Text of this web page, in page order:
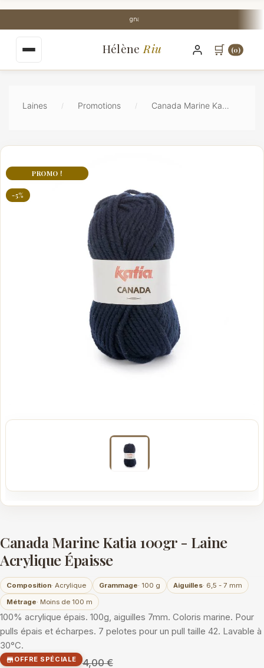
principal
Stock Perpignan centre-ville
🛒 (0)
Hélène Riu
Laines Promotions Canada Marine Katia 100gr - Laine Acrylique Épaisse
PROMO !
-5%
Canada Marine Katia 100gr - Laine
Acrylique Épaisse
Composition· Acrylique Grammage· 100 g Aiguilles· 6,5 - 7 mm
Métrage· Moins de 100 m
100% acrylique épais. 100g, aiguilles 7mm. Coloris marine. Pour
pulls épais et écharpes. 7 pelotes pour un pull taille 42. Lavable à
30°C.
OFFRE SPÉCIALE 4,00 €